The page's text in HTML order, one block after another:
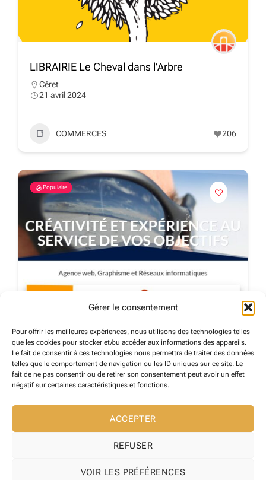
Gérer le consentement
Pour offrir les meilleures expériences, nous utilisons des technologies telles
que les cookies pour stocker et/ou accéder aux informations des appareils.
Le fait de consentir à ces technologies nous permettra de traiter des données
telles que le comportement de navigation ou les ID uniques sur ce site. Le
fait de ne pas consentir ou de retirer son consentement peut avoir un effet
négatif sur certaines caractéristiques et fonctions.
ACCEPTER
REFUSER
VOIR LES PRÉFÉRENCES
LIBRAIRIE Le Cheval dans l’Arbre
Céret
21 avril 2024
COMMERCES 206
Populaire
PIXELICOM
Céret
17 mai 2024
PRESTATAIRES DE SERVICES